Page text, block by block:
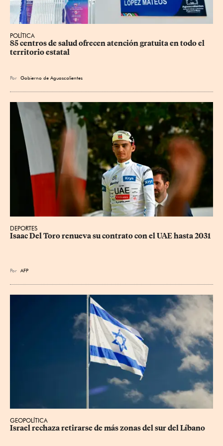
POLÍTICA
85 centros de salud ofrecen atención gratuita en todo el
territorio estatal
Por Gobierno de Aguascalientes
DEPORTES
Isaac Del Toro renueva su contrato con el UAE hasta 2031
Por AFP
GEOPOLÍTICA
Israel rechaza retirarse de más zonas del sur del Líbano